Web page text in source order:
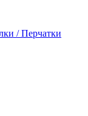
/ Перчатки